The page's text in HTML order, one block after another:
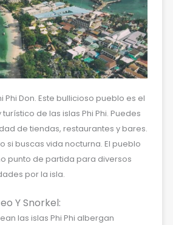
Phi Don. Este bullicioso pueblo es el
de las islas Phi Phi. Puedes
de tiendas, restaurantes y bares.
si buscas vida nocturna. El pueblo
punto de partida para diversos
por la isla.
Y Snorkel:
las islas Phi Phi albergan